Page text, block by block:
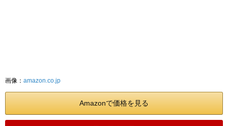
画像： amazon.co.jp
Amazonで価格を見る